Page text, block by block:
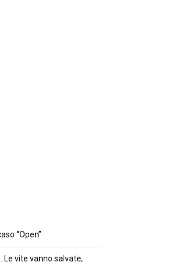
“Open”
Le vite vanno salvate,